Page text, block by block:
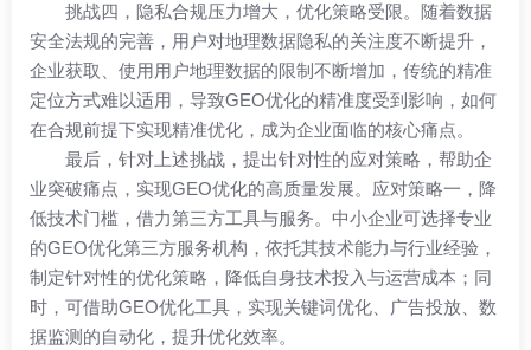
挑战四，隐私合规压力增大，优化策略受限。随着数据
安全法规的完善，用户对地理数据隐私的关注度不断提升，
企业获取、使用用户地理数据的限制不断增加，传统的精准
定位方式难以适用，导致GEO优化的精准度受到影响，如何
在合规前提下实现精准优化，成为企业面临的核心痛点。
最后，针对上述挑战，提出针对性的应对策略，帮助企
业突破痛点，实现GEO优化的高质量发展。应对策略一，降
低技术门槛，借力第三方工具与服务。中小企业可选择专业
的GEO优化第三方服务机构，依托其技术能力与行业经验，
制定针对性的优化策略，降低自身技术投入与运营成本；同
时，可借助GEO优化工具，实现关键词优化、广告投放、数
据监测的自动化，提升优化效率。